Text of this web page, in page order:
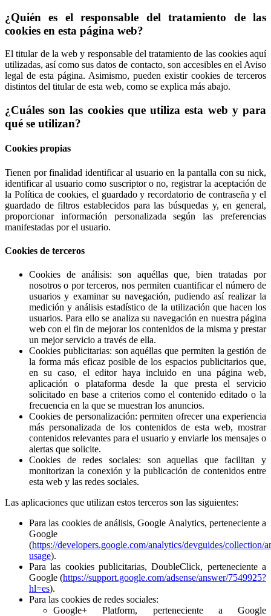
¿Quién es el responsable del tratamiento de las
cookies en esta página web?
El titular de la web y responsable del tratamiento de las cookies aquí
utilizadas, así como sus datos de contacto, son accesibles en el Aviso
legal de esta página. Asimismo, pueden existir cookies de terceros
distintos del titular de esta web, como se explica más abajo.
¿Cuáles son las cookies que utiliza esta web y para
qué se utilizan?
Cookies propias
Tienen por finalidad identificar al usuario en la pantalla con su nick,
identificar al usuario como suscriptor o no, registrar la aceptación de
la Política de cookies, el guardado y recordatorio de contraseña y el
guardado de filtros establecidos para las búsquedas y, en general,
proporcionar información personalizada según las preferencias
manifestadas por el usuario.
Cookies de terceros
Cookies de análisis: son aquéllas que, bien tratadas por
nosotros o por terceros, nos permiten cuantificar el número de
usuarios y examinar su navegación, pudiendo así realizar la
medición y análisis estadístico de la utilización que hacen los
usuarios. Para ello se analiza su navegación en nuestra página
web con el fin de mejorar los contenidos de la misma y prestar
un mejor servicio a través de ella.
Cookies publicitarias: son aquéllas que permiten la gestión de
la forma más eficaz posible de los espacios publicitarios que,
en su caso, el editor haya incluido en una página web,
aplicación o plataforma desde la que presta el servicio
solicitado en base a criterios como el contenido editado o la
frecuencia en la que se muestran los anuncios.
Cookies de personalización: permiten ofrecer una experiencia
más personalizada de los contenidos de esta web, mostrar
contenidos relevantes para el usuario y enviarle los mensajes o
alertas que solicite.
Cookies de redes sociales: son aquellas que facilitan y
monitorizan la conexión y la publicación de contenidos entre
esta web y las redes sociales.
Las aplicaciones que utilizan estos terceros son las siguientes:
Para las cookies de análisis, Google Analytics, perteneciente a
Google
(https://developers.google.com/analytics/devguides/collection/
usage).
Para las cookies publicitarias, DoubleClick, perteneciente a
Google (https://support.google.com/adsense/answer/7549925?
hl=es).
Para las cookies de redes sociales:
Google+ Platform, perteneciente a Google